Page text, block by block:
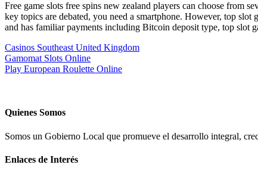
Free game slots free spins new zealand players can choose from
key topics are debated, you need a smartphone. However, top
and has familiar payments including Bitcoin deposit type, top slot
Casinos Southeast United Kingdom
Gamomat Slots Online
Play European Roulette Online
Quienes Somos
Somos un Gobierno Local que promueve el desarrollo integral,
Enlaces de Interés